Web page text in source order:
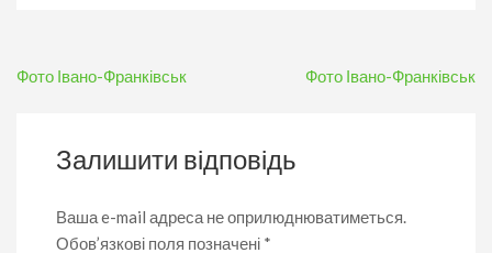
Навігація
Фото Івано-Франківськ Фото Івано-Франківськ
Залишити відповідь
Ваша e-mail адреса не оприлюднюватиметься.
Обов’язкові поля позначені *